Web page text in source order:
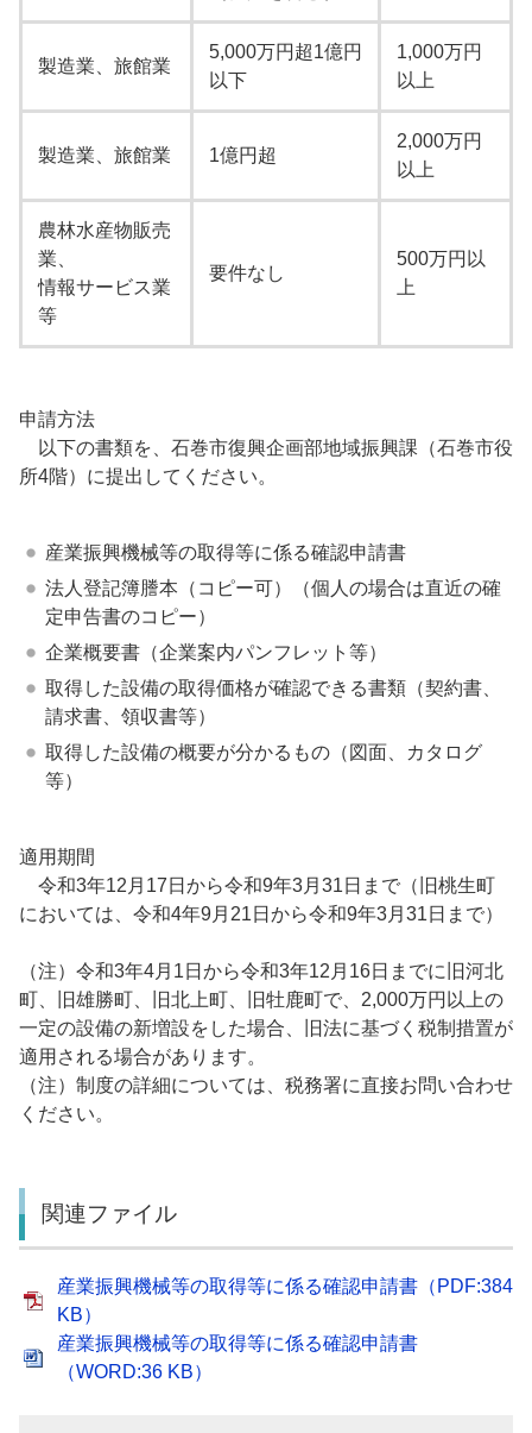
製造業、旅館業
5,000万円超1億円
以下
1,000万円
以上
製造業、旅館業 1億円超
2,000万円
以上
農林水産物販売
業、
情報サービス業
等
要件なし
500万円以
上
申請方法
以下の書類を、石巻市復興企画部地域振興課（石巻市役
所4階）に提出してください。
産業振興機械等の取得等に係る確認申請書
法人登記簿謄本（コピー可）（個人の場合は直近の確
定申告書のコピー）
企業概要書（企業案内パンフレット等）
取得した設備の取得価格が確認できる書類（契約書、
請求書、領収書等）
取得した設備の概要が分かるもの（図面、カタログ
等）
適用期間
令和3年12月17日から令和9年3月31日まで（旧桃生町
においては、令和4年9月21日から令和9年3月31日まで）
（注）令和3年4月1日から令和3年12月16日までに旧河北
町、旧雄勝町、旧北上町、旧牡鹿町で、2,000万円以上の
一定の設備の新増設をした場合、旧法に基づく税制措置が
適用される場合があります。
（注）制度の詳細については、税務署に直接お問い合わせ
ください。
関連ファイル
産業振興機械等の取得等に係る確認申請書（PDF:384
KB）
産業振興機械等の取得等に係る確認申請書
（WORD:36 KB）